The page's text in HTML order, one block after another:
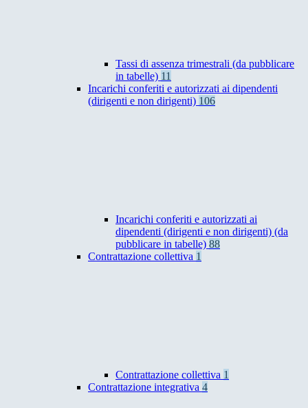
Tassi di assenza trimestrali (da pubblicare
in tabelle) 11
Incarichi conferiti e autorizzati ai dipendenti
(dirigenti e non dirigenti) 106
Incarichi conferiti e autorizzati ai
dipendenti (dirigenti e non dirigenti) (da
pubblicare in tabelle) 88
Contrattazione collettiva 1
Contrattazione collettiva 1
Contrattazione integrativa 4